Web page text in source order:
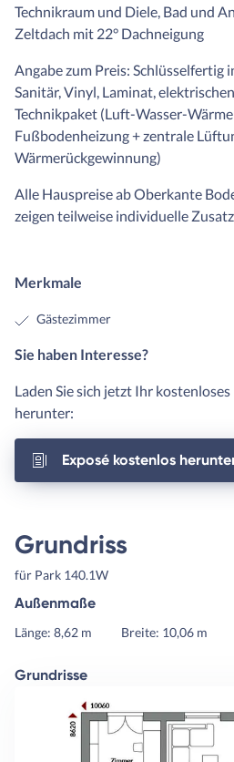
Technikraum und Diele, Bad und
Zeltdach mit 22° Dachneigung
Angabe zum Preis: Schlüsselfertig
Sanitär, Vinyl, Laminat,
Technikpaket (Luft-Wasser-
Fußbodenheizung + zentrale
Wärmerückgewinnung)
Alle Hauspreise ab Oberkante
zeigen teilweise individuelle
Merkmale
Gästezimmer
Sie haben Interesse?
Laden Sie sich jetzt Ihr
herunter:
Exposé kostenlos
Grundriss
für Park 140.1W
Außenmaße
Länge: 8,62 m Breite: 10,06 m
Grundrisse